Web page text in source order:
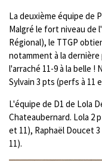
La deuxième équipe de
Malgré le fort niveau de
Régional), le TTGP
notamment à la
l'arraché 11-9 à la belle !
Sylvain 3 pts (perfs à 11
L'équipe de D1 de Lola
Chateaubernard. Lola 2
et 11), Raphaël Doucet
11).